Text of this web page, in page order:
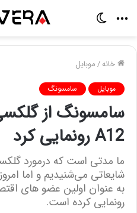
منو
خانه/موبایل
موبایل سامسونگ
A12 رونمایی کرد
شایعاتی می‌شنیدیم و اما
رونمایی کرده است.